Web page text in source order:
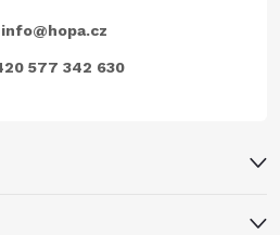
info@hopa.cz
577 342 630